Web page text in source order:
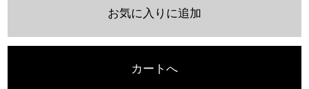
お気に入りに追加
カートへ